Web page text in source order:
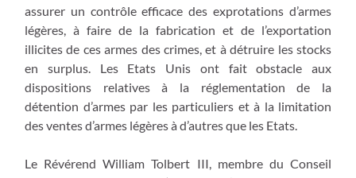
assurer un contrôle efficace des exprotations d’armes
légères, à faire de la fabrication et de l’exportation
illicites de ces armes des crimes, et à détruire les stocks
en surplus. Les Etats Unis ont fait obstacle aux
dispositions relatives à la réglementation de la
détention d’armes par les particuliers et à la limitation
des ventes d’armes légères à d’autres que les Etats.
Le Révérend William Tolbert III, membre du Conseil